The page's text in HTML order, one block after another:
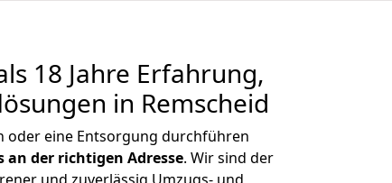
18 Jahre Erfahrung,
in Remscheid
oder eine Entsorgung durchführen
an der richtigen Adresse. Wir sind der